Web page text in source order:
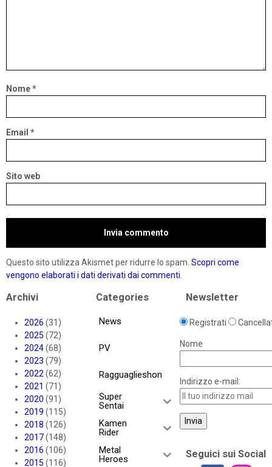
Nome*
Email *
Sito web
Questo sito utilizza Akismet per ridurre lo spam. Scopri come
vengono elaborati i dati derivati dai commenti.
Archivi
2026 (31)
2025 (72)
2024(68)
2023 (79)
2022(62)
2021 (71)
2020 (91)
2019 (115)
2018 (126)
2017(148)
2016 (106)
2015 (116)
Categories
News
PV
Ragguaglieshon
Super
Sentai
Kamen
Rider
Metal
Heroes
Newsletter
Registrati
Nome
Indirizzo e-mail:
Seguici sui Social